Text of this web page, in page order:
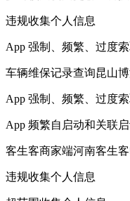
违规收集个人信息
App 强制、频繁、过度
车辆维保记录查询昆山
App 强制、频繁、过度
App 频繁自启动和关联
客生客商家端河南客生
违规收集个人信息